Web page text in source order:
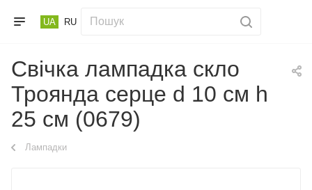
UA RU
Свічка лампадка скло
Троянда серце d 10 см h
25 см (0679)
Лампадки